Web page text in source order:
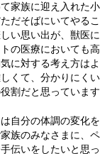
家族に迎え入れた
だそばにいてやる
い思い出が、獣医
の医療においても
に対する考え方は
くて、分かりにく
割だと思っています
自分の体調の変化
族のみなさまに、
伝いをしたいと思っ